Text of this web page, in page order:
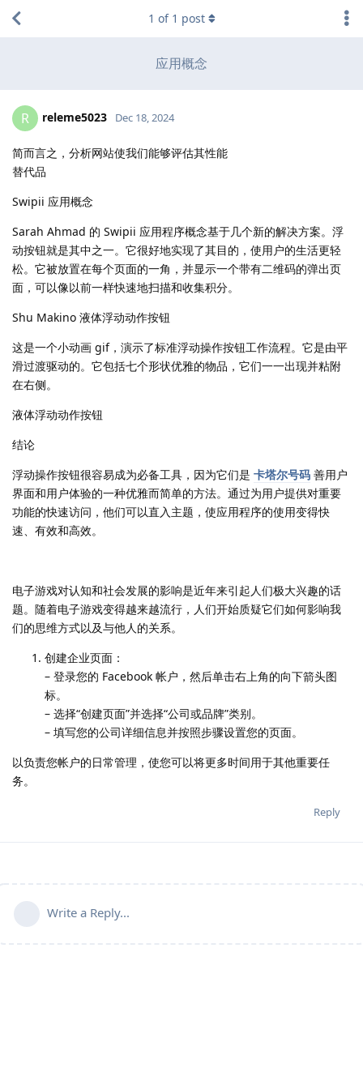
应用概念
1 of 1 post
R releme5023 Dec 18, 2024
简而言之，分析网站使我们能够评估其性能
替代品
Swipii 应用概念
Sarah Ahmad 的 Swipii 应用程序概念基于几个新的解决方案。浮
动按钮就是其中之一。它很好地实现了其目的，使用户的生活更轻
松。它被放置在每个页面的一角，并显示一个带有二维码的弹出页
面，可以像以前一样快速地扫描和收集积分。
Shu Makino 液体浮动动作按钮
这是一个小动画 gif，演示了标准浮动操作按钮工作流程。它是由平
滑过渡驱动的。它包括七个形状优雅的物品，它们一一出现并粘附
在右侧。
液体浮动动作按钮
结论
浮动操作按钮很容易成为必备工具，因为它们是 卡塔尔号码 善用户
界面和用户体验的一种优雅而简单的方法。通过为用户提供对重要
功能的快速访问，他们可以直入主题，使应用程序的使用变得快
速、有效和高效。
电子游戏对认知和社会发展的影响是近年来引起人们极大兴趣的话
题。随着电子游戏变得越来越流行，人们开始质疑它们如何影响我
们的思维方式以及与他人的关系。
创建企业页面：
– 登录您的 Facebook 帐户，然后单击右上角的向下箭头图
标。
– 选择“创建页面”并选择“公司或品牌”类别。
– 填写您的公司详细信息并按照步骤设置您的页面。
以负责您帐户的日常管理，使您可以将更多时间用于其他重要任
务。
Reply
Write a Reply...